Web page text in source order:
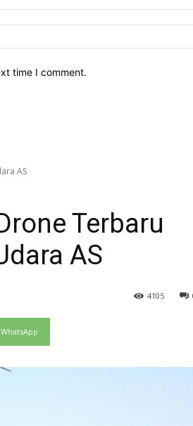
time I comment.